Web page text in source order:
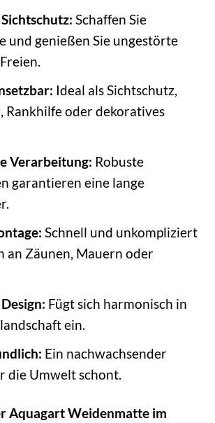
Schaffen Sie
und genießen Sie ungestörte
Ideal als Sichtschutz,
Rankhilfe oder dekoratives
Verarbeitung: Robuste
garantieren eine lange
Schnell und unkompliziert
an Zäunen, Mauern oder
Fügt sich harmonisch in
ein.
Ein nachwachsender
die Umwelt schont.
Aquagart Weidenmatte im